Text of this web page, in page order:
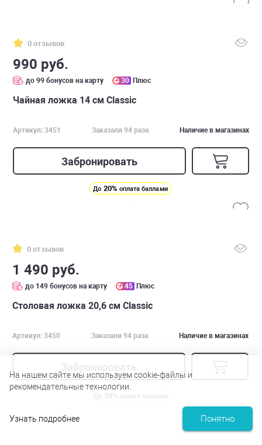
0 отзывов
990 руб.
до 99 бонусов на карту 30 Плюс
Чайная ложка 14 см Classic
Артикул: 3451 Заказали 94 раза Наличие в магазинах
Забронировать
До 20% оплата баллами
0 отзывов
1 490 руб.
до 149 бонусов на карту 45 Плюс
Столовая ложка 20,6 см Classic
Артикул: 3450 Заказали 94 раза Наличие в магазинах
До 20% оплата баллами
На нашем сайте мы используем cookie-файлы и
рекомендательные технологии.
Узнать подробнее Понятно